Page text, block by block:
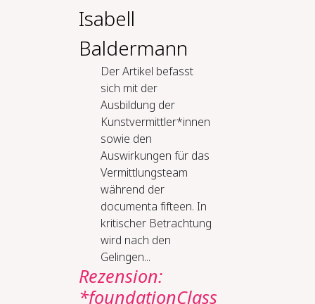
Isabell
Baldermann
Der Artikel befasst
sich mit der
Ausbildung der
Kunstvermittler*innen
sowie den
Auswirkungen für das
Vermittlungsteam
während der
documenta fifteen. In
kritischer Betrachtung
wird nach den
Gelingen...
Rezension:
*foundationClass